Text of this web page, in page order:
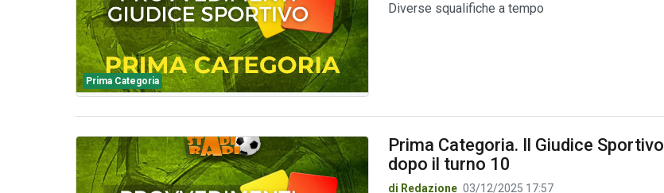
Prima Categoria
Diverse squalifiche a tempo
Prima Categoria. Il Giudice Sportivo
dopo il turno 10
di Redazione 03/12/2025 17:57